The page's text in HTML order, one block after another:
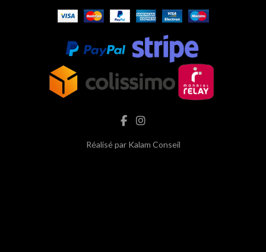
Réalisé par Kalam Conseil